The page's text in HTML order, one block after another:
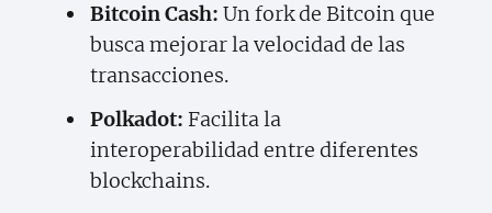
Bitcoin Cash: Un fork de Bitcoin que
busca mejorar la velocidad de las
transacciones.
Polkadot: Facilita la
interoperabilidad entre diferentes
blockchains.